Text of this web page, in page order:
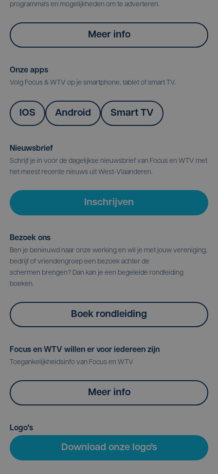
programma's en mogelijkheden om te adverteren.
Meer info
Onze apps
Volg Focus & WTV op je smartphone, tablet of smart TV.
IOS Android Smart TV
Nieuwsbrief
Schrijf je in voor de dagelijkse nieuwsbrief van Focus en WTV met
het meest recente nieuws uit West-Vlaanderen.
Inschrijven
Bezoek ons
Ben je benieuwd naar onze werking en wil je met jouw vereniging,
bedrijf of vriendengroep een bezoek achter de
schermen brengen? Dan kan je een begeleide rondleiding
boeken.
Boek rondleiding
Focus en WTV willen er voor iedereen zijn
Toegankelijkheidsinfo van Focus en WTV
Meer info
Logo's
Download onze logo's